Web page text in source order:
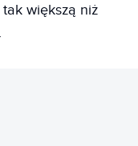
większą niż